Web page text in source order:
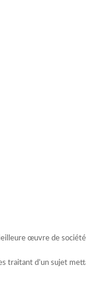
œuvre de
traitant d’un sujet